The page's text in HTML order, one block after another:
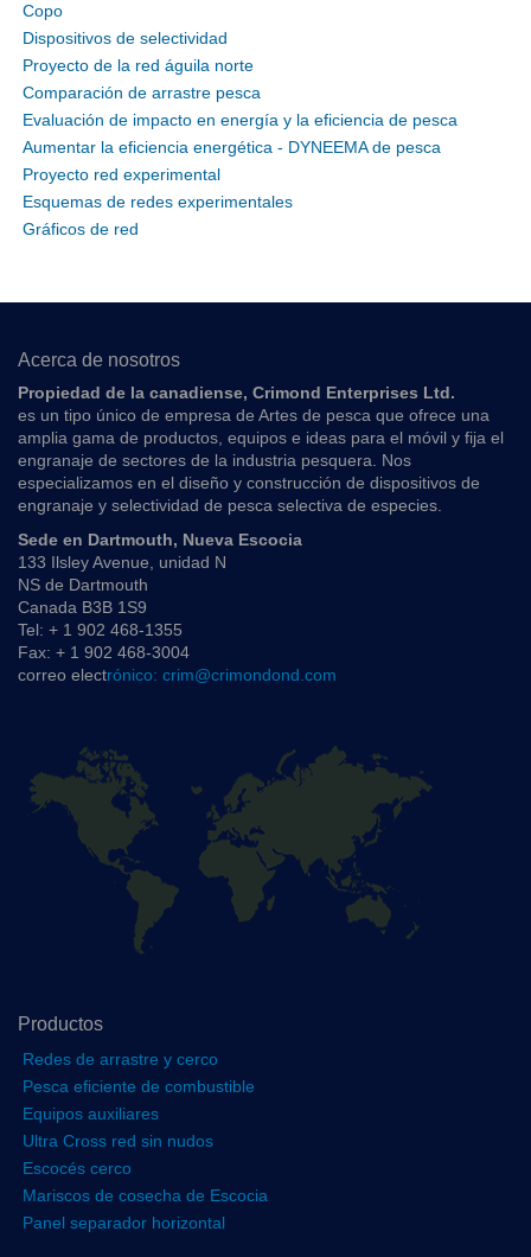
Copo
Dispositivos de selectividad
Proyecto de la red águila norte
Comparación de arrastre pesca
Evaluación de impacto en energía y la eficiencia de pesca
Aumentar la eficiencia energética - DYNEEMA de pesca
Proyecto red experimental
Esquemas de redes experimentales
Gráficos de red
Acerca de nosotros
Propiedad de la canadiense, Crimond Enterprises Ltd.
es un tipo único de empresa de Artes de pesca que ofrece una
amplia gama de productos, equipos e ideas para el móvil y fija el
engranaje de sectores de la industria pesquera. Nos
especializamos en el diseño y construcción de dispositivos de
engranaje y selectividad de pesca selectiva de especies.
Sede en Dartmouth, Nueva Escocia
133 Ilsley Avenue, unidad N
NS de Dartmouth
Canada B3B 1S9
Tel: + 1 902 468-1355
Fax: + 1 902 468-3004
correo electrónico: crim@crimondond.com
Productos
Redes de arrastre y cerco
Pesca eficiente de combustible
Equipos auxiliares
Ultra Cross red sin nudos
Escocés cerco
Mariscos de cosecha de Escocia
Panel separador horizontal